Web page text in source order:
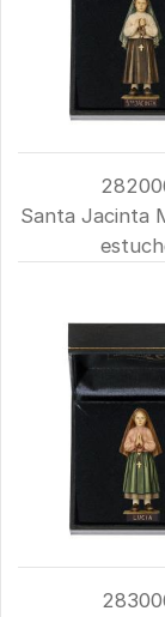
Santa Jacinta